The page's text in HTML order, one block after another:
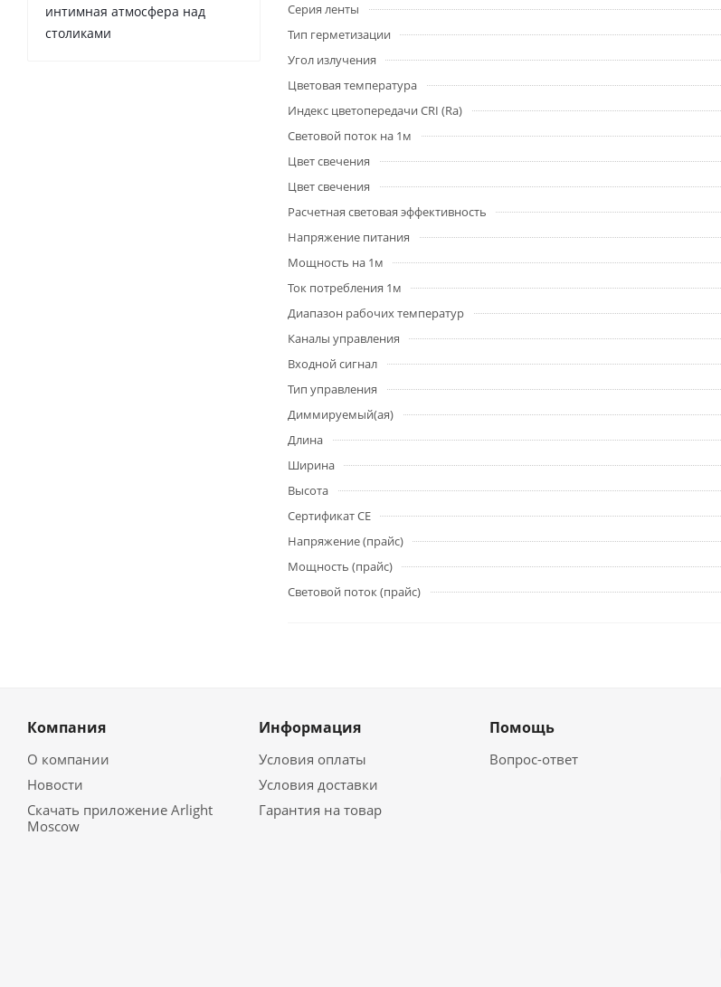
Серия ленты
Тип герметизации
Угол излучения
Цветовая температура
Индекс цветопередачи CRI (Ra)
Световой поток на 1м
Цвет свечения
Цвет свечения
Расчетная световая эффективность
Напряжение питания
Мощность на 1м
Ток потребления 1м
Диапазон рабочих температур
Каналы управления
Входной сигнал
Тип управления
Диммируемый(ая)
Длина
Ширина
Высота
Сертификат CE
Напряжение (прайс)
Мощность (прайс)
Световой поток (прайс)
интимная атмосфера над
столиками
Компания
О компании
Новости
Скачать приложение Arlight
Moscow
Информация
Условия оплаты
Условия доставки
Гарантия на товар
Помощь
Вопрос-ответ